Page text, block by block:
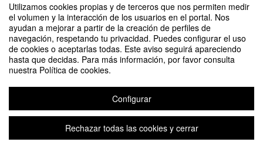
Utilizamos cookies propias y de terceros que nos permiten medir
el volumen y la interacción de los usuarios en el portal. Nos
ayudan a mejorar a partir de la creación de perfiles de
navegación, respetando tu privacidad. Puedes configurar el uso
de cookies o aceptarlas todas. Este aviso seguirá apareciendo
hasta que decidas. Para más información, por favor consulta
nuestra Política de cookies.
Configurar
Rechazar todas las cookies y cerrar
Difunde tu evento poniendo el siguiente código en tu sitio
4º Edición de la Feria de Arte Explore Fest | Bellas Artes - FCSH - UNIZAR
Organizado por Delegación de estudiantes del Grado en Bellas Artes -